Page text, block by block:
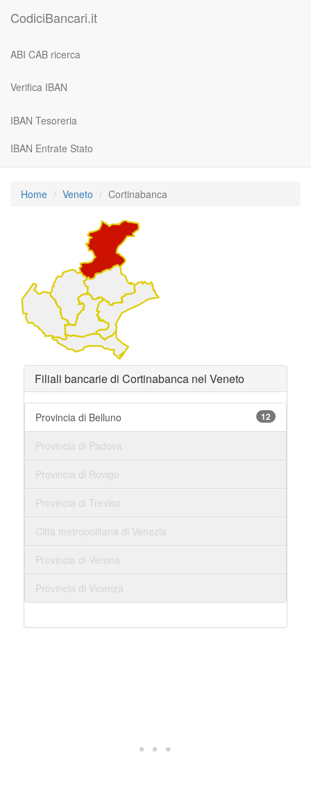
CodiciBancari.it
ABI CAB ricerca
Verifica IBAN
IBAN Tesoreria
IBAN Entrate Stato
Home Veneto Cortinabanca
Filiali bancarie di Cortinabanca nel Veneto
Provincia di Belluno 12
Provincia di Padova
Provincia di Rovigo
Provincia di Treviso
Città metropolitana di Venezia
Provincia di Verona
Provincia di Vicenza